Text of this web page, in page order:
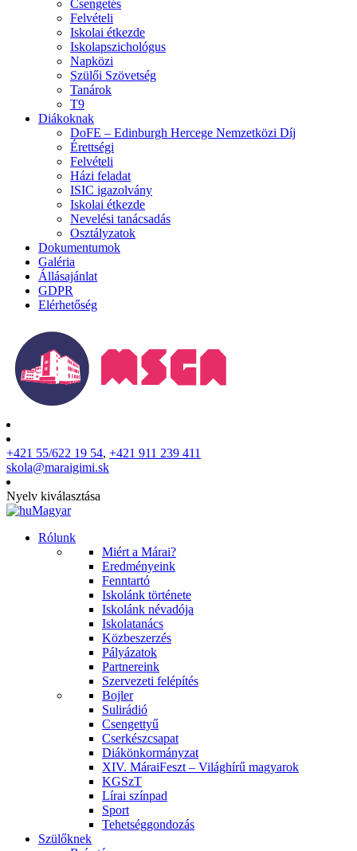
Csengetés
Felvételi
Iskolai étkezde
Iskolapszichológus
Napközi
Szülői Szövetség
Tanárok
T9
Diákoknak
DoFE – Edinburgh Hercege Nemzetközi Díj
Érettségi
Felvételi
Házi feladat
ISIC igazolvány
Iskolai étkezde
Nevelési tanácsadás
Osztályzatok
Dokumentumok
Galéria
Állásajánlat
GDPR
Elérhetőség
+421 55/622 19 54, +421 911 239 411
skola@maraigimi.sk
Nyelv kiválasztása
Magyar
Rólunk
Miért a Márai?
Eredményeink
Fenntartó
Iskolánk története
Iskolánk névadója
Iskolatanács
Közbeszerzés
Pályázatok
Partnereink
Szervezeti felépítés
Bojler
Sulirádió
Csengettyű
Cserkészcsapat
Diákönkormányzat
XIV. MáraiFeszt – Világhírű magyarok
KGSzT
Lírai színpad
Sport
Tehetséggondozás
Szülőknek